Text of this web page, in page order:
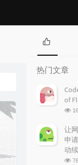
热
门
文
章
热门文章
of
浏
次
数:
让
申
动
浏